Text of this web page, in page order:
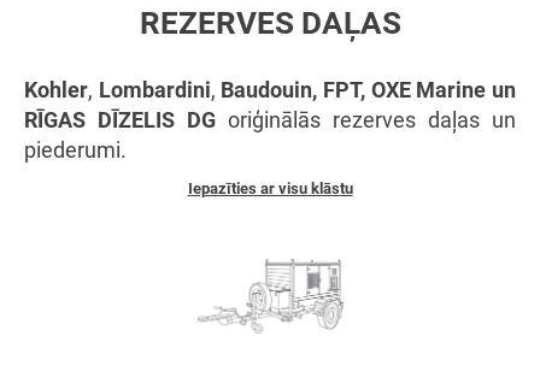
REZERVES DAĻAS
Kohler, Lombardini, Baudouin, FPT, OXE Marine un
RĪGAS DĪZELIS DG oriģinālās rezerves daļas un
piederumi.
Iepazīties ar visu klāstu